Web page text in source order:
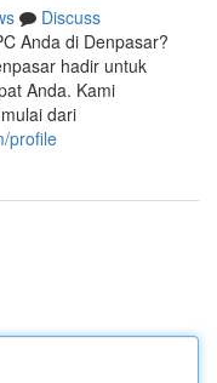
Discuss
Anda di Denpasar?
hadir untuk
Anda. Kami
dari
profile